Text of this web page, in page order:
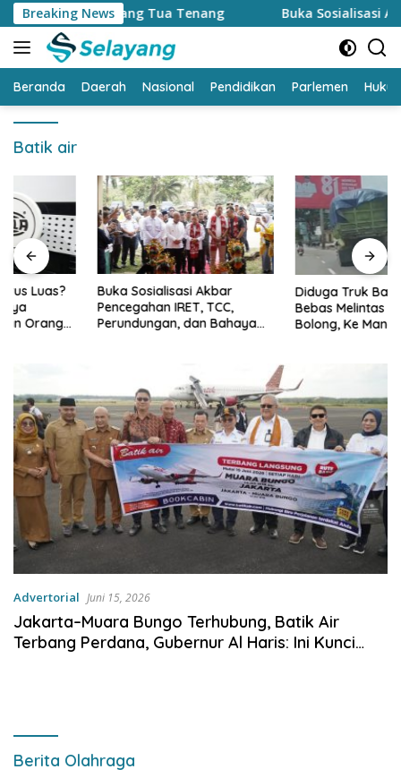
Langsung
ke
konten
Breaking News
Bikin Orang Tua Tenang Buka Sosialisasi Akbar
Beranda Daerah Nasional Pendidikan Parlemen
Batik air
Buka Sosialisasi Akbar
Pencegahan IRET, TCC,
Perundungan, dan Bahaya
depan sudah ada di tangan”
Diduga Truk Batu Bara
Bebas Melintas di Siang
Bolong, Ke Mana Satgas
Advertorial Juni 15, 2026
Jakarta–Muara Bungo Terhubung, Batik Air
Terbang Perdana, Gubernur Al Haris: Ini Kunci
Berita Olahraga